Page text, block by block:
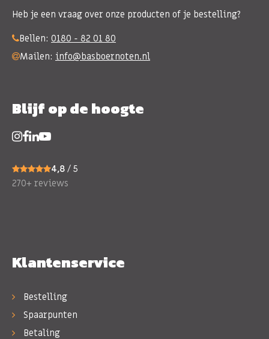
Heb je een vraag over onze producten of je bestelling?
Bellen: 0180 - 82 01 80
Mailen: info@basboernoten.nl
Blijf op de hoogte
4,8 / 5
270+ reviews
Klantenservice
Bestelling
Spaarpunten
Betaling